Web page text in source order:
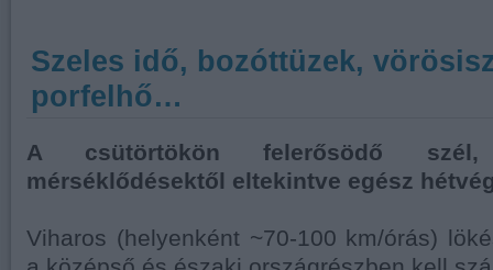
Szeles idő, bozóttüzek,
porfelhő…
A csütörtökön felerősödő
mérséklődésektől eltekintve egész
Viharos (helyenként ~70-100 km/órás)